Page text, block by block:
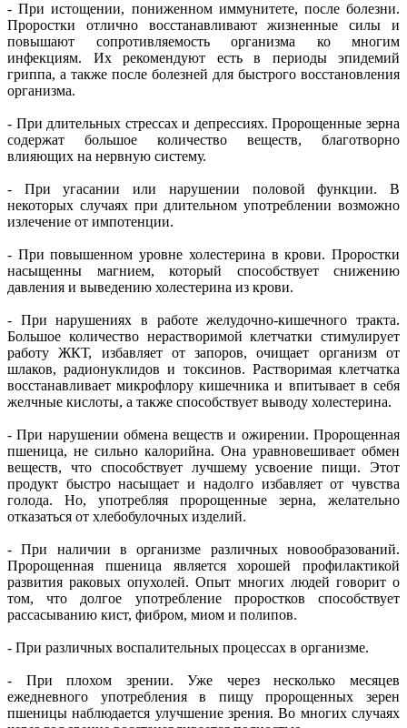
- При истощении, пониженном иммунитете, после болезни.
Проростки отлично восстанавливают жизненные силы и
повышают сопротивляемость организма ко многим
инфекциям. Их рекомендуют есть в периоды эпидемий
гриппа, а также после болезней для быстрого восстановления
организма.
- При длительных стрессах и депрессиях. Пророщенные зерна
содержат большое количество веществ, благотворно
влияющих на нервную систему.
- При угасании или нарушении половой функции. В
некоторых случаях при длительном употреблении возможно
излечение от импотенции.
- При повышенном уровне холестерина в крови. Проростки
насыщенны магнием, который способствует снижению
давления и выведению холестерина из крови.
- При нарушениях в работе желудочно-кишечного тракта.
Большое количество нерастворимой клетчатки стимулирует
работу ЖКТ, избавляет от запоров, очищает организм от
шлаков, радионуклидов и токсинов. Растворимая клетчатка
восстанавливает микрофлору кишечника и впитывает в себя
желчные кислоты, а также способствует выводу холестерина.
- При нарушении обмена веществ и ожирении. Пророщенная
пшеница, не сильно калорийна. Она уравновешивает обмен
веществ, что способствует лучшему усвоение пищи. Этот
продукт быстро насыщает и надолго избавляет от чувства
голода. Но, употребляя пророщенные зерна, желательно
отказаться от хлебобулочных изделий.
- При наличии в организме различных новообразований.
Пророщенная пшеница является хорошей профилактикой
развития раковых опухолей. Опыт многих людей говорит о
том, что долгое употребление проростков способствует
рассасыванию кист, фибром, миом и полипов.
- При различных воспалительных процессах в организме.
- При плохом зрении. Уже через несколько месяцев
ежедневного употребления в пищу пророщенных зерен
пшеницы наблюдается улучшение зрения. Во многих случаях